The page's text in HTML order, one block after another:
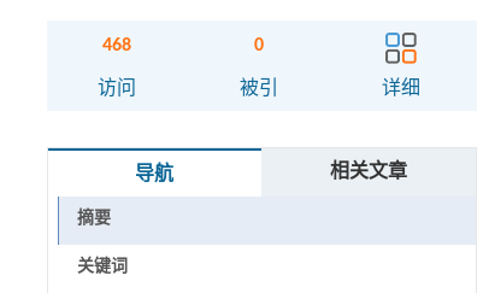
468
访问
0
被引 详细
导航 相关文章
摘要
关键词